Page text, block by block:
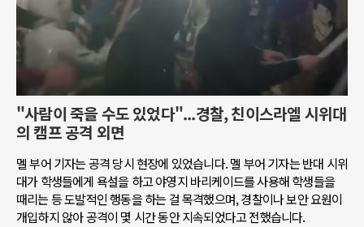
"사람이 죽을 수도 있었다"...경찰, 친이스라엘 시위대
의 캠프 공격 외면
멜 부어 기자는 공격 당시 현장에 있었습니다. 멜 부어 기자는 반대 시위
대가 학생들에게 욕설을 하고 야영지 바리케이드를 사용해 학생들을
때리는 등 도발적인 행동을 하는 걸 목격했으며, 경찰이나 보안 요원이
개입하지 않아 공격이 몇 시간 동안 지속되었다고 전했습니다.